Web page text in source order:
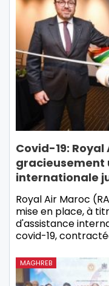
Covid-19:
gracieusement
internationale
Royal Air Maroc
mise en place, à
d'assistance
covid-19,
MAGHREB